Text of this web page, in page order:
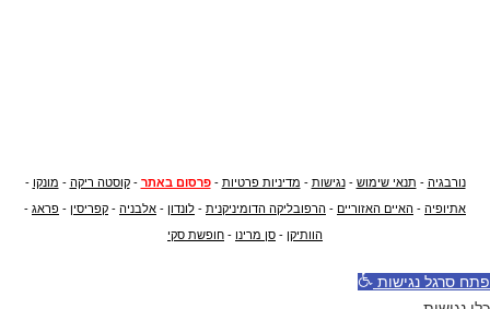
נורבגיה - תנאי שימוש -נגישות - מדיניות פרטיות -פרסום באתר -קוסטה ריקה - מונקו -
אתיופיה - האיים האזוריים - הרפובליקה הדומיניקנית - לונדון - אלבניה - קפריסין - פראג -
הוותיקן - סן מרינו - חופשת סקי
פתח סרגל נגישות